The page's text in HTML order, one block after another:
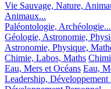
Vie Sauvage, Nature,
Animaux...
Paléontologie, Archéologie...
Géologie, Astronomie,
Astronomie, Physique,
Chimie, Labos, Maths
Eau, Mers et Océans Eau,
Leadership, Développement